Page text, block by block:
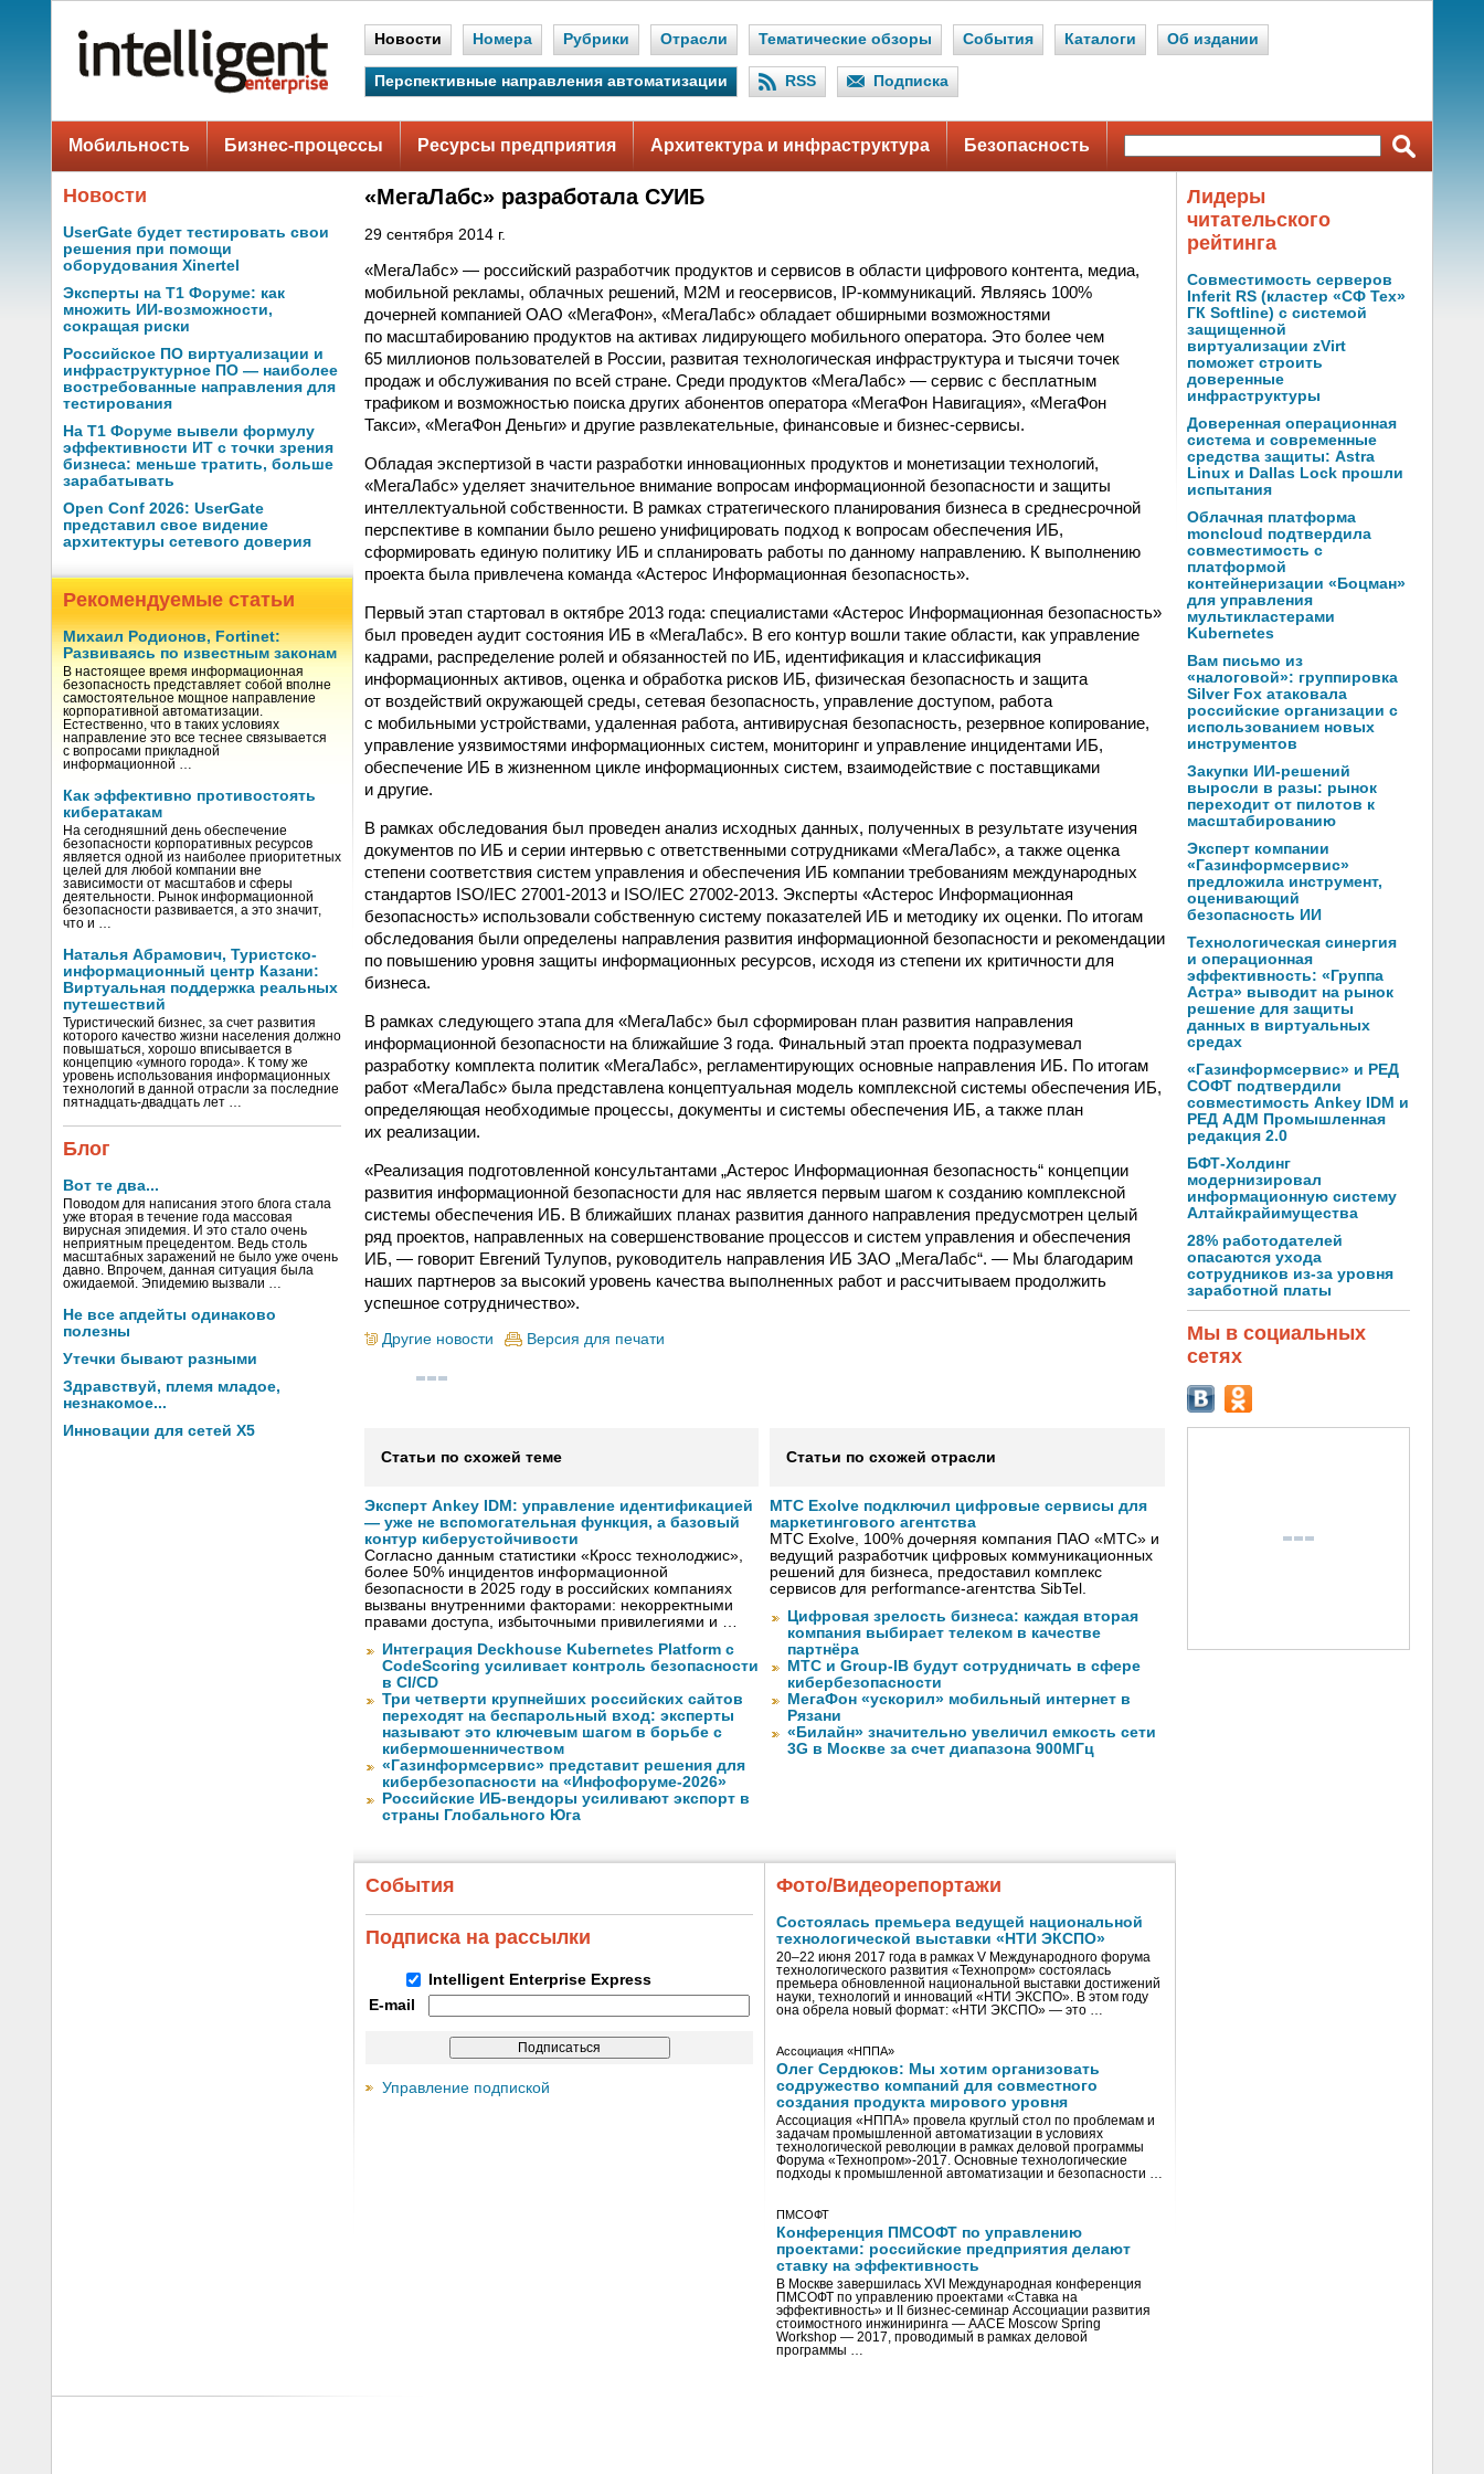
Новости Номера Рубрики Отрасли Тематические обзоры События Каталоги Об издании
Перспективные направления автоматизации RSS Подписка
Мобильность Бизнес-процессы Ресурсы предприятия Архитектура и инфраструктура Безопасность
Новости
UserGate будет тестировать свои
решения при помощи
оборудования Xinertel
Эксперты на Т1 Форуме: как
множить ИИ-возможности,
сокращая риски
Российское ПО виртуализации и
инфраструктурное ПО — наиболее
востребованные направления для
тестирования
На Т1 Форуме вывели формулу
эффективности ИТ с точки зрения
бизнеса: меньше тратить, больше
зарабатывать
Open Conf 2026: UserGate
представил свое видение
архитектуры сетевого доверия
Рекомендуемые статьи
Михаил Родионов, Fortinet:
Развиваясь по известным законам
В настоящее время информационная
безопасность представляет собой вполне
самостоятельное мощное направление
корпоративной автоматизации.
Естественно, что в таких условиях
направление это все теснее связывается
с вопросами прикладной
информационной …
Как эффективно противостоять
кибератакам
На сегодняшний день обеспечение
безопасности корпоративных ресурсов
является одной из наиболее приоритетных
целей для любой компании вне
зависимости от масштабов и сферы
деятельности. Рынок информационной
безопасности развивается, а это значит,
что и …
Наталья Абрамович, Туристско-
информационный центр Казани:
Виртуальная поддержка реальных
путешествий
Туристический бизнес, за счет развития
которого качество жизни населения должно
повышаться, хорошо вписывается в
концепцию «умного города». К тому же
уровень использования информационных
технологий в данной отрасли за последние
пятнадцать-двадцать лет …
Блог
Вот те два...
Поводом для написания этого блога стала
уже вторая в течение года массовая
вирусная эпидемия. И это стало очень
неприятным прецедентом. Ведь столь
масштабных заражений не было уже очень
давно. Впрочем, данная ситуация была
ожидаемой. Эпидемию вызвали …
Не все апдейты одинаково
полезны
Утечки бывают разными
Здравствуй, племя младое,
незнакомое...
Инновации для сетей X5
«МегаЛабс» разработала СУИБ
29 сентября 2014 г.
«МегаЛабс» — российский разработчик продуктов и сервисов в области цифрового контента, медиа,
мобильной рекламы, облачных решений, М2М и геосервисов, IP-коммуникаций. Являясь 100%
дочерней компанией ОАО «МегаФон», «МегаЛабс» обладает обширными возможностями
по масштабированию продуктов на активах лидирующего мобильного оператора. Это более чем
65 миллионов пользователей в России, развитая технологическая инфраструктура и тысячи точек
продаж и обслуживания по всей стране. Среди продуктов «МегаЛабс» — сервис с бесплатным
трафиком и возможностью поиска других абонентов оператора «МегаФон Навигация», «МегаФон
Такси», «МегаФон Деньги» и другие развлекательные, финансовые и бизнес-сервисы.
Обладая экспертизой в части разработки инновационных продуктов и монетизации технологий,
«МегаЛабс» уделяет значительное внимание вопросам информационной безопасности и защиты
интеллектуальной собственности. В рамках стратегического планирования бизнеса в среднесрочной
перспективе в компании было решено унифицировать подход к вопросам обеспечения ИБ,
сформировать единую политику ИБ и спланировать работы по данному направлению. К выполнению
проекта была привлечена команда «Астерос Информационная безопасность».
Первый этап стартовал в октябре 2013 года: специалистами «Астерос Информационная безопасность»
был проведен аудит состояния ИБ в «МегаЛабс». В его контур вошли такие области, как управление
кадрами, распределение ролей и обязанностей по ИБ, идентификация и классификация
информационных активов, оценка и обработка рисков ИБ, физическая безопасность и защита
от воздействий окружающей среды, сетевая безопасность, управление доступом, работа
с мобильными устройствами, удаленная работа, антивирусная безопасность, резервное копирование,
управление уязвимостями информационных систем, мониторинг и управление инцидентами ИБ,
обеспечение ИБ в жизненном цикле информационных систем, взаимодействие с поставщиками
и другие.
В рамках обследования был проведен анализ исходных данных, полученных в результате изучения
документов по ИБ и серии интервью с ответственными сотрудниками «МегаЛабс», а также оценка
степени соответствия систем управления и обеспечения ИБ компании требованиям международных
стандартов ISO/IEC 27001-2013 и ISO/IEC 27002-2013. Эксперты «Астерос Информационная
безопасность» использовали собственную систему показателей ИБ и методику их оценки. По итогам
обследования были определены направления развития информационной безопасности и рекомендации
по повышению уровня защиты информационных ресурсов, исходя из степени их критичности для
бизнеса.
В рамках следующего этапа для «МегаЛабс» был сформирован план развития направления
информационной безопасности на ближайшие 3 года. Финальный этап проекта подразумевал
разработку комплекта политик «МегаЛабс», регламентирующих основные направления ИБ. По итогам
работ «МегаЛабс» была представлена концептуальная модель комплексной системы обеспечения ИБ,
определяющая необходимые процессы, документы и системы обеспечения ИБ, а также план
их реализации.
«Реализация подготовленной консультантами „Астерос Информационная безопасность“ концепции
развития информационной безопасности для нас является первым шагом к созданию комплексной
системы обеспечения ИБ. В ближайших планах развития данного направления предусмотрен целый
ряд проектов, направленных на совершенствование процессов и систем управления и обеспечения
ИБ, — говорит Евгений Тулупов, руководитель направления ИБ ЗАО „МегаЛабс“. — Мы благодарим
наших партнеров за высокий уровень качества выполненных работ и рассчитываем продолжить
успешное сотрудничество».
Другие новости Версия для печати
Статьи по схожей теме
Эксперт Ankey IDM: управление идентификацией
— уже не вспомогательная функция, а базовый
контур киберустойчивости
Согласно данным статистики «Кросс технолоджис»,
более 50% инцидентов информационной
безопасности в 2025 году в российских компаниях
вызваны внутренними факторами: некорректными
правами доступа, избыточными привилегиями и …
Интеграция Deckhouse Kubernetes Platform с
CodeScoring усиливает контроль безопасности
в CI/CD
Три четверти крупнейших российских сайтов
переходят на беспарольный вход: эксперты
называют это ключевым шагом в борьбе с
кибермошенничеством
«Газинформсервис» представит решения для
кибербезопасности на «Инфофоруме-2026»
Российские ИБ-вендоры усиливают экспорт в
страны Глобального Юга
Статьи по схожей отрасли
МТС Exolve подключил цифровые сервисы для
маркетингового агентства
МТС Exolve, 100% дочерняя компания ПАО «МТС» и
ведущий разработчик цифровых коммуникационных
решений для бизнеса, предоставил комплекс
сервисов для performance-агентства SibTel.
Цифровая зрелость бизнеса: каждая вторая
компания выбирает телеком в качестве
партнёра
МТС и Group-IB будут сотрудничать в сфере
кибербезопасности
МегаФон «ускорил» мобильный интернет в
Рязани
«Билайн» значительно увеличил емкость сети
3G в Москве за счет диапазона 900МГц
События
Подписка на рассылки
Intelligent Enterprise Express
E-mail
Управление подпиской
Фото/Видеорепортажи
Состоялась премьера ведущей национальной
технологической выставки «НТИ ЭКСПО»
20–22 июня 2017 года в рамках V Международного форума
технологического развития «Технопром» состоялась
премьера обновленной национальной выставки достижений
науки, технологий и инноваций «НТИ ЭКСПО». В этом году
она обрела новый формат: «НТИ ЭКСПО» — это …
Ассоциация «НППА»
Олег Сердюков: Мы хотим организовать
содружество компаний для совместного
создания продукта мирового уровня
Ассоциация «НППА» провела круглый стол по проблемам и
задачам промышленной автоматизации в условиях
технологической революции в рамках деловой программы
Форума «Технопром»-2017. Основные технологические
подходы к промышленной автоматизации и безопасности …
ПМСОФТ
Конференция ПМСОФТ по управлению
проектами: российские предприятия делают
ставку на эффективность
В Москве завершилась XVI Международная конференция
ПМСОФТ по управлению проектами «Ставка на
эффективность» и II бизнес-семинар Ассоциации развития
стоимостного инжиниринга — AACE Moscow Spring
Workshop — 2017, проводимый в рамках деловой
программы …
Лидеры
читательского
рейтинга
Совместимость серверов
Inferit RS (кластер «СФ Тех»
ГК Softline) с системой
защищенной
виртуализации zVirt
поможет строить
доверенные
инфраструктуры
Доверенная операционная
система и современные
средства защиты: Astra
Linux и Dallas Lock прошли
испытания
Облачная платформа
moncloud подтвердила
совместимость с
платформой
контейнеризации «Боцман»
для управления
мультикластерами
Kubernetes
Вам письмо из
«налоговой»: группировка
Silver Fox атаковала
российские организации с
использованием новых
инструментов
Закупки ИИ-решений
выросли в разы: рынок
переходит от пилотов к
масштабированию
Эксперт компании
«Газинформсервис»
предложила инструмент,
оценивающий
безопасность ИИ
Технологическая синергия
и операционная
эффективность: «Группа
Астра» выводит на рынок
решение для защиты
данных в виртуальных
средах
«Газинформсервис» и РЕД
СОФТ подтвердили
совместимость Ankey IDM и
РЕД АДМ Промышленная
редакция 2.0
БФТ-Холдинг
модернизировал
информационную систему
Алтайкрайимущества
28% работодателей
опасаются ухода
сотрудников из-за уровня
заработной платы
Мы в социальных
сетях